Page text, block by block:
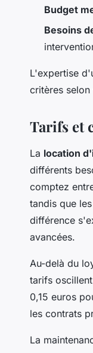
Budget
Besoins
L'expertise
critères
Tarifs et
La location
différents
comptez
tandis que
différence
avancées.
Au-delà du
tarifs
0,15 euros
les contrats
La